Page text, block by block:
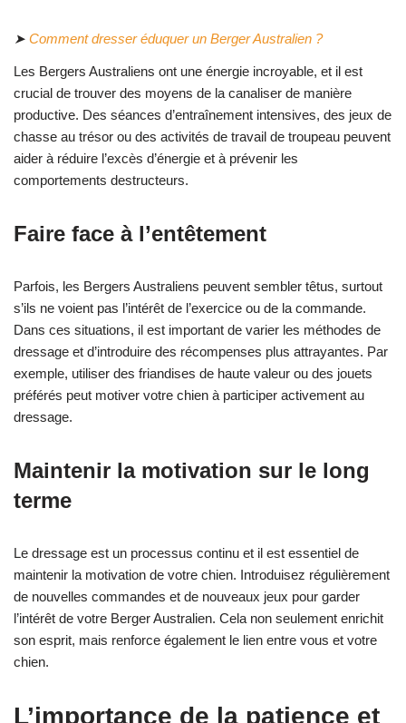
➤ Comment dresser éduquer un Berger Australien ?
Les Bergers Australiens ont une énergie incroyable, et il est
crucial de trouver des moyens de la canaliser de manière
productive. Des séances d’entraînement intensives, des jeux de
chasse au trésor ou des activités de travail de troupeau peuvent
aider à réduire l’excès d’énergie et à prévenir les
comportements destructeurs.
Faire face à l’entêtement
Parfois, les Bergers Australiens peuvent sembler têtus, surtout
s’ils ne voient pas l’intérêt de l’exercice ou de la commande.
Dans ces situations, il est important de varier les méthodes de
dressage et d’introduire des récompenses plus attrayantes. Par
exemple, utiliser des friandises de haute valeur ou des jouets
préférés peut motiver votre chien à participer activement au
dressage.
Maintenir la motivation sur le long
terme
Le dressage est un processus continu et il est essentiel de
maintenir la motivation de votre chien. Introduisez régulièrement
de nouvelles commandes et de nouveaux jeux pour garder
l’intérêt de votre Berger Australien. Cela non seulement enrichit
son esprit, mais renforce également le lien entre vous et votre
chien.
L’importance de la patience et